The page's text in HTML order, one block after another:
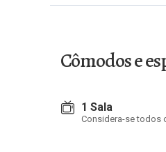
Cômodos e
1 Sala
Considera-se todos